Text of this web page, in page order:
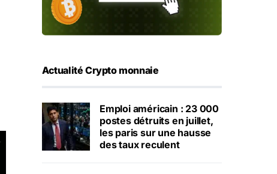
Actualité Crypto monnaie
Emploi américain : 23 000
postes détruits en juillet,
les paris sur une hausse
des taux reculent